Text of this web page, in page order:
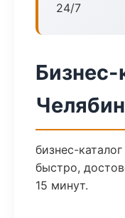
24/7
Бизнес-
бизнес-
быстро,
15 минут.